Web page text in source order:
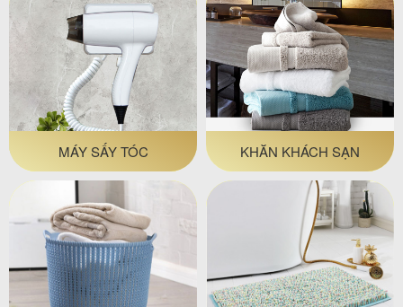
MÁY SẤY TÓC KHĂN KHÁCH SẠN